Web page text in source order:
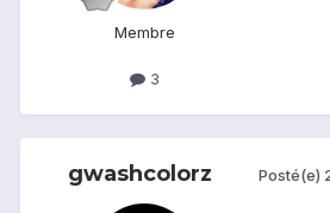
Membre
3
gwashcolorz Posté(e)